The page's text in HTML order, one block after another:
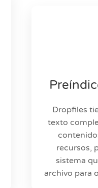
Dropfiles
texto
recursos,
sistema
archivo para